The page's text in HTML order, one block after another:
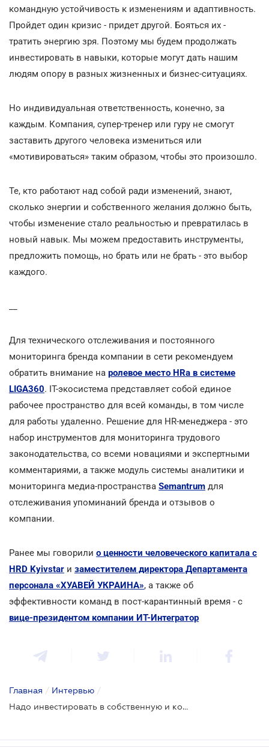
командную устойчивость к изменениям и адаптивность.
Пройдет один кризис - придет другой. Бояться их -
тратить энергию зря. Поэтому мы будем продолжать
инвестировать в навыки, которые могут дать нашим
людям опору в разных жизненных и бизнес-ситуациях.
Но индивидуальная ответственность, конечно, за
каждым. Компания, супер-тренер или гуру не смогут
заставить другого человека измениться или
«мотивироваться» таким образом, чтобы это произошло.
Те, кто работают над собой ради изменений, знают,
сколько энергии и собственного желания должно быть,
чтобы изменение стало реальностью и превратилась в
новый навык. Мы можем предоставить инструменты,
предложить помощь, но брать или не брать - это выбор
каждого.
Для технического отслеживания и постоянного
мониторинга бренда компании в сети рекомендуем
обратить внимание на ролевое место HRа в системе
LIGA360. IT-экосистема представляет собой единое
рабочее пространство для всей команды, в том числе
для работы удаленно. Решение для HR-менеджера - это
набор инструментов для мониторинга трудового
законодательства, со всеми новациями и экспертными
комментариями, а также модуль системы аналитики и
мониторинга медиа-пространства Semantrum для
отслеживания упоминаний бренда и отзывов о
компании.
Ранее мы говорили о ценности человеческого капитала c
HRD Kyivstar и заместителем директора Департамента
персонала «ХУАВЕЙ УКРАИНА», а также об
эффективности команд в пост-карантинный время - с
вице-президентом компании ИТ-Интегратор
Главная / Интервью /
Надо инвестировать в собственную и командную устойчивость к изменениям и адаптивность